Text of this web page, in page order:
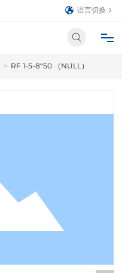
语言切换
RF 1-5-8“50 （NULL）